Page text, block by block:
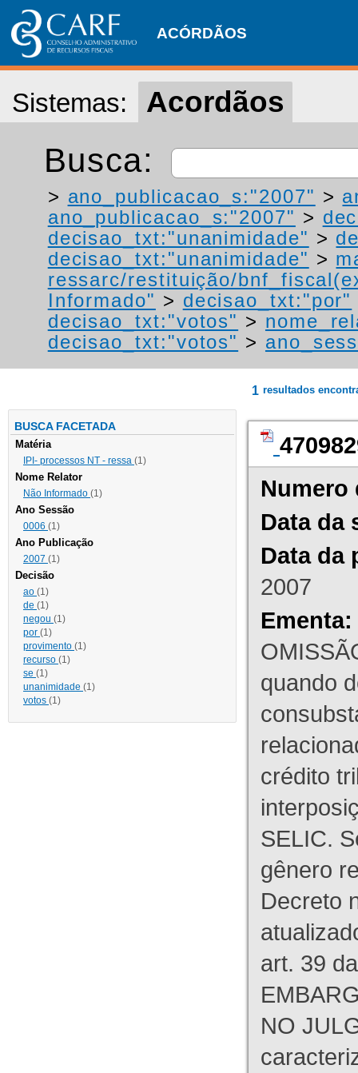
ACÓRDÃOS
Sistemas: Acordãos
Busca:
> ano_publicacao_s:"2007" >
ano_publicacao_s:"2007" >
decisao_txt:"unanimidade" >
decisao_txt:"unanimidade" >
ressarc/restituição/
Informado" > decisao_txt:"por"
decisao_txt:"votos" >
decisao_txt:"votos" >
BUSCA FACETADA
Matéria
IPI- processos NT - ressa (1)
Nome Relator
Não Informado (1)
Ano Sessão
0006 (1)
Ano Publicação
2007 (1)
Decisão
ao (1)
de (1)
negou (1)
por (1)
provimento (1)
recurso (1)
se (1)
unanimidade (1)
votos (1)
1 resultados
Numero
Data da
Data da
2007
Ementa:
quando
crédito
SELIC.
gênero
Decreto
art. 39
NO